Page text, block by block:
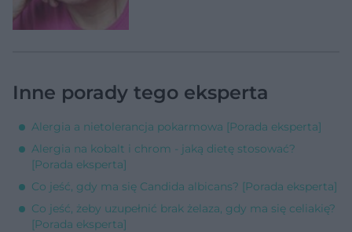
Inne porady tego eksperta
Alergia a nietolerancja pokarmowa [Porada eksperta]
Alergia na kobalt i chrom - jaką dietę stosować?
[Porada eksperta]
Co jeść, gdy ma się Candida albicans? [Porada eksperta]
Co jeść, żeby uzupełnić brak żelaza, gdy ma się celiakię?
[Porada eksperta]